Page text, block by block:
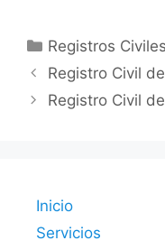
Categorías
Registros
Registro Civil
Registro Civil
Inicio
Servicios